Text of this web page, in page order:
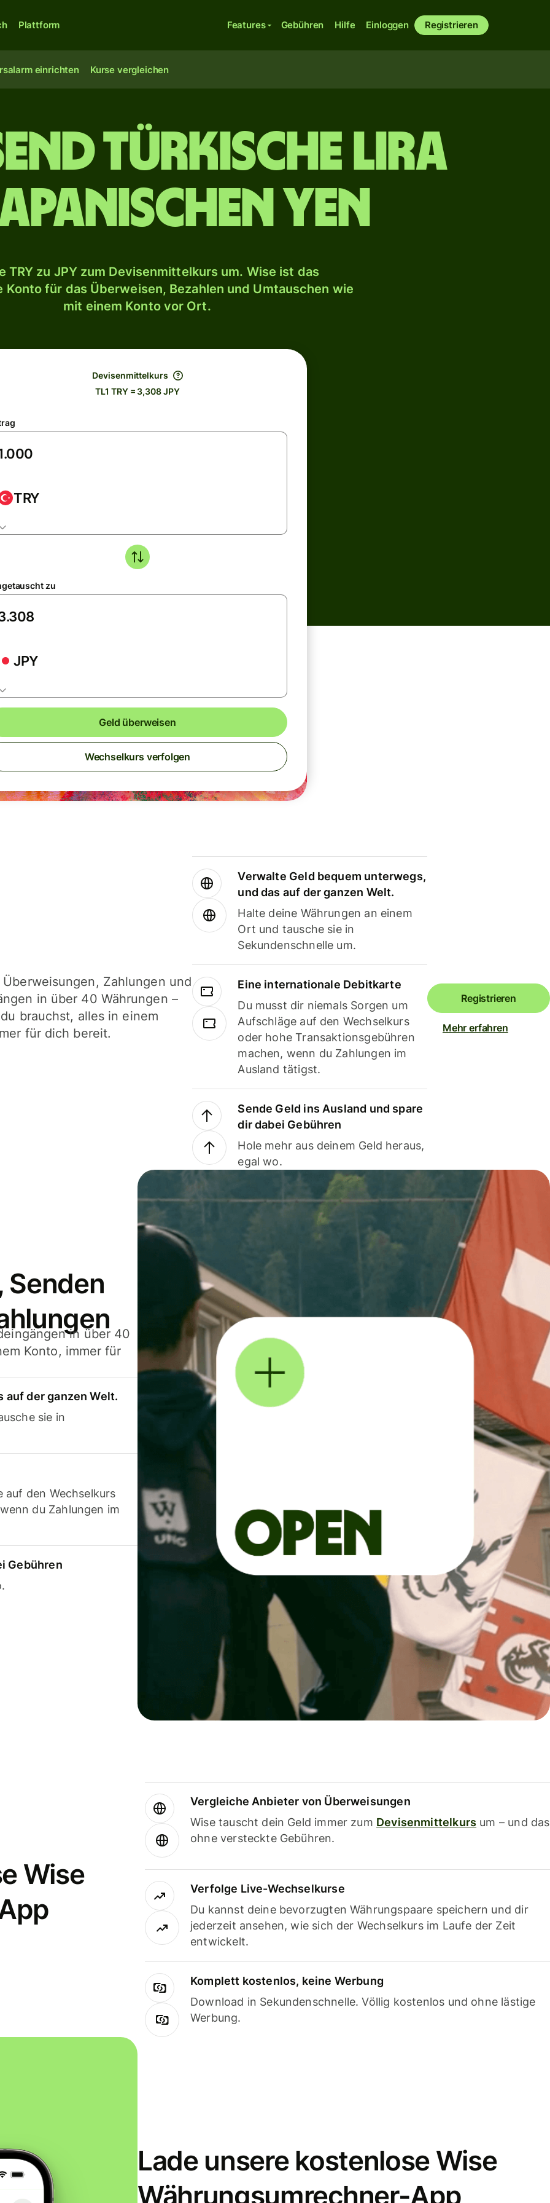
Plattform Features Gebühren Hilfe Einloggen Registrieren
einrichten Kurse vergleichen
türkische Lira
Yen
TRY zu JPY zum Devisenmittelkurs um. Wise ist das
Konto für das Überweisen, Bezahlen und Umtauschen wie
mit einem Konto vor Ort.
Devisenmittelkurs
TL1 TRY = 3,308 JPY
TRY
zu
JPY
Geld überweisen
Wechselkurs verfolgen
Zahlungen und
in über 40 Währungen –
brauchst, alles in einem
für dich bereit.
Verwalte Geld bequem unterwegs,
und das auf der ganzen Welt.
Halte deine Währungen an einem
Ort und tausche sie in
Sekundenschnelle um.
Eine internationale Debitkarte
Du musst dir niemals Sorgen um
Aufschläge auf den Wechselkurs
oder hohe Transaktionsgebühren
machen, wenn du Zahlungen im
Ausland tätigst.
Sende Geld ins Ausland und spare
dir dabei Gebühren
Hole mehr aus deinem Geld heraus,
egal wo.
Registrieren
Mehr erfahren
Senden
in über 40
Konto, immer für
auf der ganzen Welt.
sie in
auf den Wechselkurs
du Zahlungen im
Gebühren
Wise
Vergleiche Anbieter von Überweisungen
Wise tauscht dein Geld immer zum Devisenmittelkurs um – und das
ohne versteckte Gebühren.
Verfolge Live-Wechselkurse
Du kannst deine bevorzugten Währungspaare speichern und dir
jederzeit ansehen, wie sich der Wechselkurs im Laufe der Zeit
entwickelt.
Komplett kostenlos, keine Werbung
Download in Sekundenschnelle. Völlig kostenlos und ohne lästige
Werbung.
Lade unsere kostenlose Wise
Währungsumrechner-App